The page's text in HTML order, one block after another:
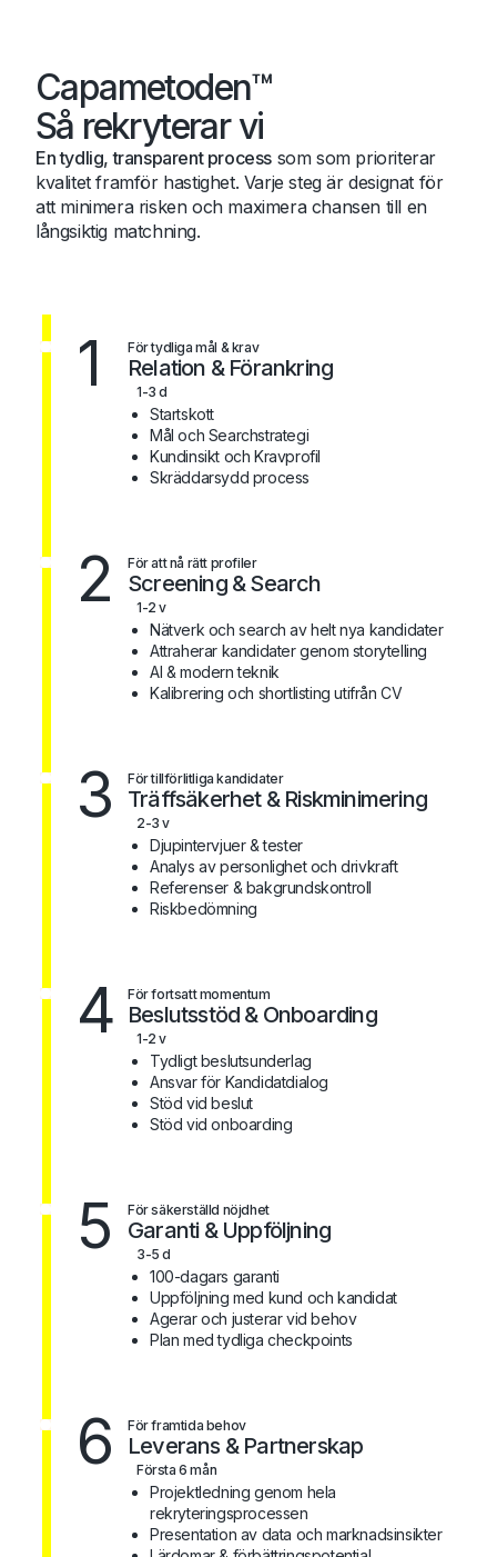
Capametoden™
Så rekryterar vi
En tydlig, transparent process som som prioriterar
kvalitet framför hastighet. Varje steg är designat för
att minimera risken och maximera chansen till en
långsiktig matchning.
1 För tydliga mål & krav
Relation & Förankring
1-3 d
Startskott
Mål och Searchstrategi
Kundinsikt och Kravprofil
Skräddarsydd process
2 För att nå rätt profiler
Screening & Search
1-2 v
Nätverk och search av helt nya kandidater
Attraherar kandidater genom storytelling
AI & modern teknik
Kalibrering och shortlisting utifrån CV
3 För tillförlitliga kandidater
Träffsäkerhet & Riskminimering
2-3 v
Djupintervjuer & tester
Analys av personlighet och drivkraft
Referenser & bakgrundskontroll
Riskbedömning
4 För fortsatt momentum
Beslutsstöd & Onboarding
1-2 v
Tydligt beslutsunderlag
Ansvar för Kandidatdialog
Stöd vid beslut
Stöd vid onboarding
5 För säkerställd nöjdhet
Garanti & Uppföljning
3-5 d
100-dagars garanti
Uppföljning med kund och kandidat
Agerar och justerar vid behov
Plan med tydliga checkpoints
6 För framtida behov
Leverans & Partnerskap
Första 6 mån
Projektledning genom hela
rekryteringsprocessen
Presentation av data och marknadsinsikter